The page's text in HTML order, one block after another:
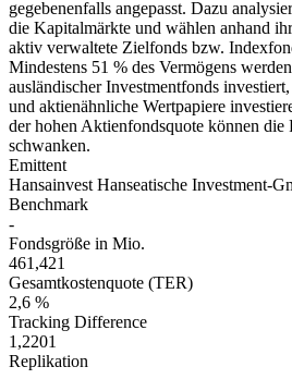
gegebenenfalls angepasst. Dazu
die Kapitalmärkte und wählen anhand
aktiv verwaltete Zielfonds bzw.
Mindestens 51 % des Vermögens
ausländischer Investmentfonds
und aktienähnliche Wertpapiere
der hohen Aktienfondsquote können die
schwanken.
Emittent
Hansainvest Hanseatische Investment-
Benchmark
-
Fondsgröße in Mio.
461,421
Gesamtkostenquote (TER)
2,6 %
Tracking Difference
1,2201
Replikation